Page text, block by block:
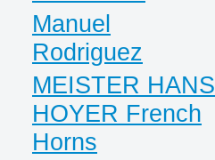
Manuel
Rodriguez
MEISTER HANS
HOYER French
Horns